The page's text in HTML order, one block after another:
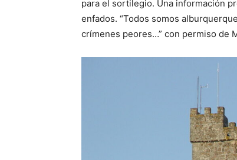
para el sortilegio. Una información
enfados. “Todos somos
crímenes peores…” con permiso de